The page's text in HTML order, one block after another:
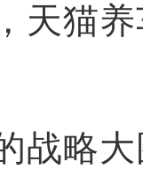
猫养
略大